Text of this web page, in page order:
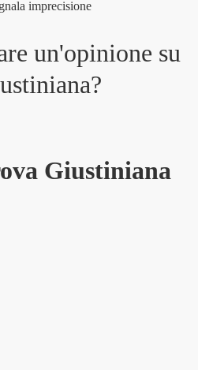
imprecisione
un'opinione su
?
Giustiniana